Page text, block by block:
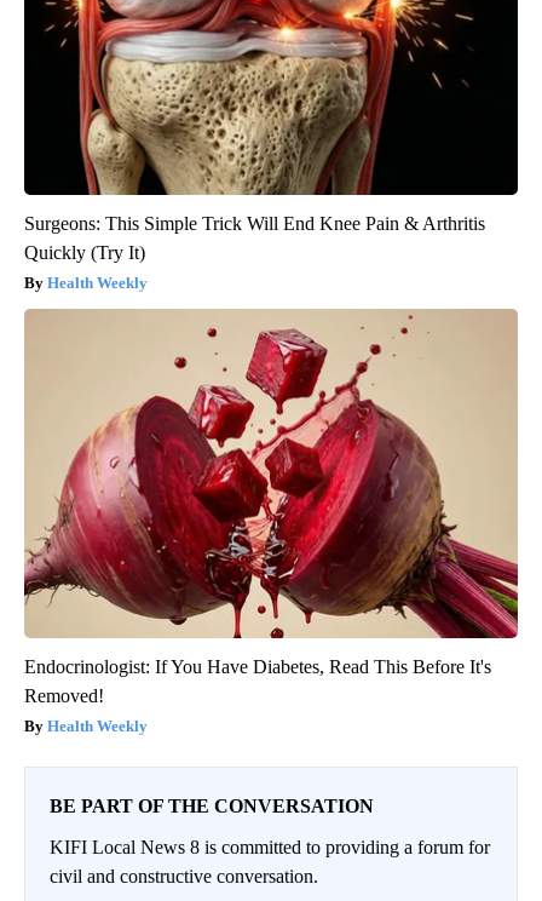
Surgeons: This Simple Trick Will End Knee Pain & Arthritis
Quickly (Try It)
Health Weekly
Endocrinologist: If You Have Diabetes, Read This Before It's
Removed!
Health Weekly
BE PART OF THE CONVERSATION
KIFI Local News 8 is committed to providing a forum for
civil and constructive conversation.